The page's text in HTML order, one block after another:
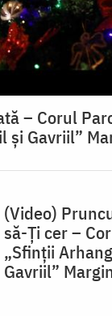
– Corul
și Gavriil”
(Video)
să-Ți cer –
„Sfinții
Gavriil”